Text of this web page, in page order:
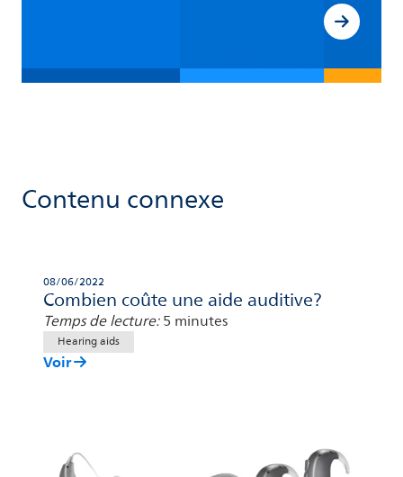
Contenu connexe
08/06/2022
Combien coûte une aide auditive?
Temps de lecture:5 minutes
Hearing aids
Voir